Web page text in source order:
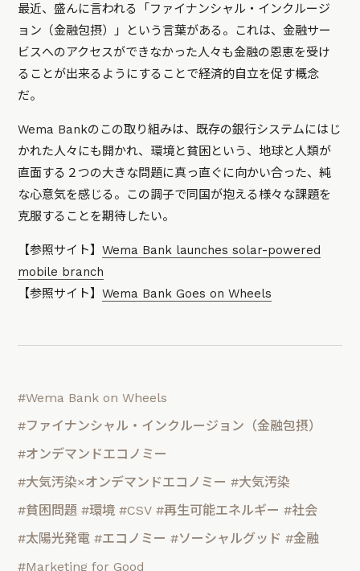
最近、盛んに言われる「ファイナンシャル・インクルージ
ョン（金融包摂）」という言葉がある。これは、金融サー
ビスへのアクセスができなかった人々も金融の恩恵を受け
ることが出来るようにすることで経済的自立を促す概念
だ。
Wema Bankのこの取り組みは、既存の銀行システムにはじ
かれた人々にも開かれ、環境と貧困という、地球と人類が
直面する２つの大きな問題に真っ直ぐに向かい合った、純
な心意気を感じる。この調子で同国が抱える様々な課題を
克服することを期待したい。
【参照サイト】Wema Bank launches solar-powered
mobile branch
【参照サイト】Wema Bank Goes on Wheels
#Wema Bank on Wheels
#ファイナンシャル・インクルージョン（金融包摂）
#オンデマンドエコノミー
#大気汚染×オンデマンドエコノミー #大気汚染
#貧困問題 #環境 #CSV #再生可能エネルギー #社会
#太陽光発電 #エコノミー #ソーシャルグッド #金融
#Marketing for Good